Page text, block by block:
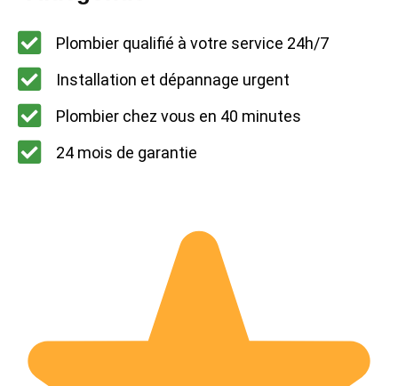
Plombier qualifié à votre service 24h/7
Installation et dépannage urgent
Plombier chez vous en 40 minutes
24 mois de garantie